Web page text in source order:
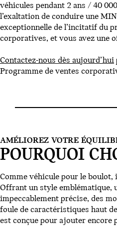
véhicules pendant 2 ans / 40
l’exaltation de conduire une
exceptionnelle de l’incitatif du
corporatives, et vous avez une
Contactez-nous dès aujourd’hui
Programme de ventes
AMÉLIOREZ VOTRE
POURQUOI
Comme véhicule pour le boulot,
Offrant un style emblématique,
impeccablement précise, des
foule de caractéristiques haut
est conçue pour ajouter encore